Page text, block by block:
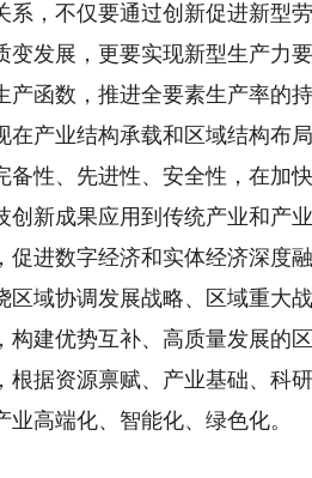
，不仅要通过创新促进新型
发展，更要实现新型生产力
函数，推进全要素生产率的持
产业结构承载和区域结构布
性、先进性、安全性，在加
新成果应用到传统产业和产
进数字经济和实体经济深度
域协调发展战略、区域重大
建优势互补、高质量发展的
据资源禀赋、产业基础、科
高端化、智能化、绿色化。